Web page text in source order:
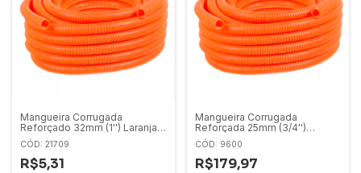
Mangueira Corrugada
Reforçado 32mm (1'') Laranja
Krona
CÓD: 21709
R$5,31
Mangueira Corrugada
Reforçada 25mm (3/4'')
Laranja Tigre rolo com 50
metros
CÓD: 9600
R$179,97